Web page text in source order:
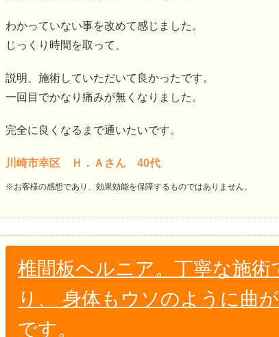
わかっていない事を改めて感じました。
じっくり時間を取って、
説明、施術していただいて良かったです。
一回目でかなり痛みが無くなりました。
完全に良くなるまで通いたいです。
川崎市幸区 Ｈ．Ａさん 40代
※お客様の感想であり、効果効能を保障するものではありません。
椎間板ヘルニア。丁寧な施
り、 身体もウソのように曲
です。